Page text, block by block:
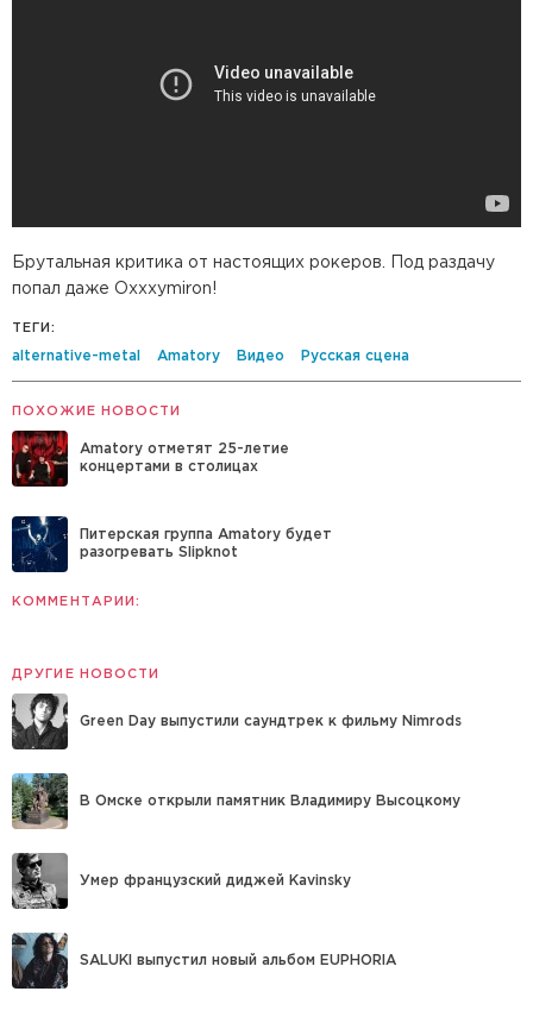
Брутальная критика от настоящих рокеров. Под раздачу
попал даже Oxxxymiron!
ТЕГИ:
alternative-metal Amatory Видео Русская сцена
ПОХОЖИЕ НОВОСТИ
Amatory отметят 25-летие
концертами в столицах
Питерская группа Amatory будет
разогревать Slipknot
КОММЕНТАРИИ:
ДРУГИЕ НОВОСТИ
Green Day выпустили саундтрек к фильму Nimrods
В Омске открыли памятник Владимиру Высоцкому
Умер французский диджей Kavinsky
SALUKI выпустил новый альбом EUPHORIA